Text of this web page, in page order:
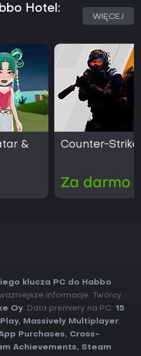
Hotel:
WIĘCEJ
&
Counter-Strike
Za darmo
klucza PC do Habbo
informacje. Twórcy:
Oy. Data premiery na PC: 15
, Massively Multiplayer.
Purchases, Cross-
Achievements, Steam